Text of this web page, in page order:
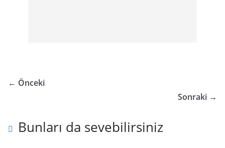
← Önceki
Sonraki →
Bunları da sevebilirsiniz